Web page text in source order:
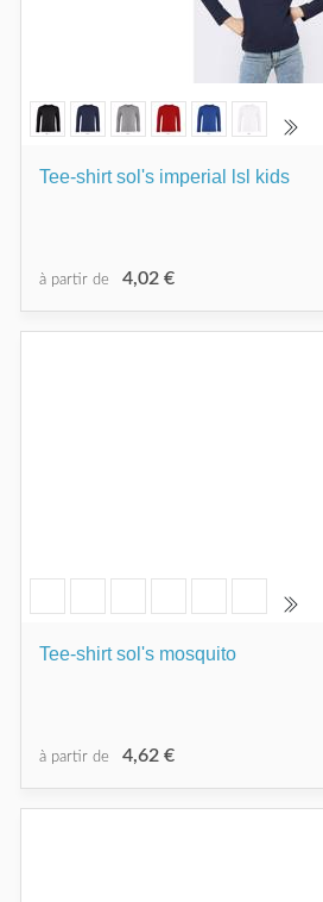
Tee-shirt sol's imperial lsl kids
à partir de 4,02 €
Tee-shirt sol's mosquito
à partir de 4,62 €